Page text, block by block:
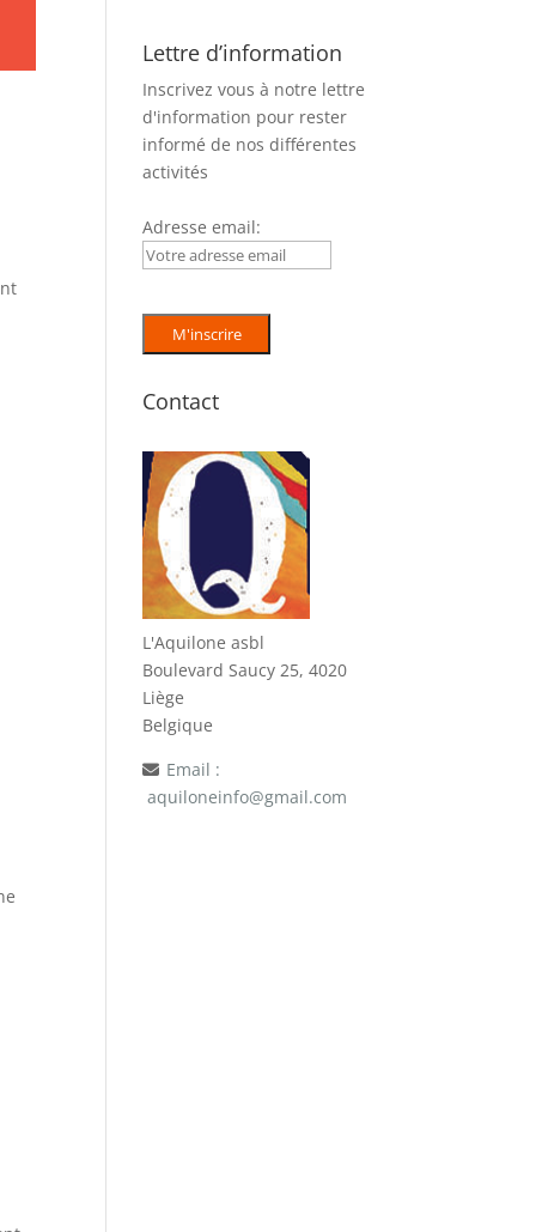
Lettre d’information
Inscrivez vous à notre lettre
d'information pour rester
informé de nos différentes
activités
Adresse email:
Contact
L'Aquilone asbl
Boulevard Saucy 25, 4020
Liège
Belgique
Email :
aquiloneinfo@gmail.com